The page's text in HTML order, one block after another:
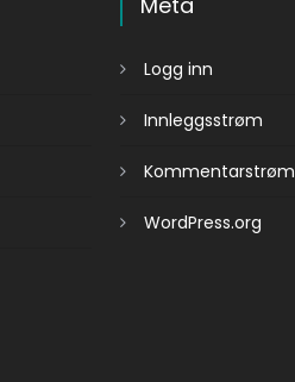
Logg inn
Innleggsstrøm
Kommentarstrøm
WordPress.org